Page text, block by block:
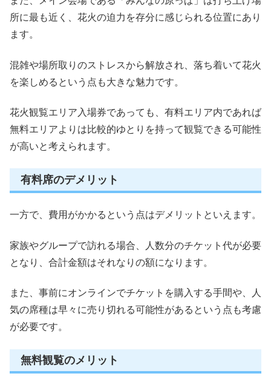
所に最も近く、花火の迫力を存分に感じられる位置にあり
ます。
混雑や場所取りのストレスから解放され、落ち着いて花火
を楽しめるという点も大きな魅力です。
花火観覧エリア入場券であっても、有料エリア内であれば
無料エリアよりは比較的ゆとりを持って観覧できる可能性
が高いと考えられます。
有料席のデメリット
一方で、費用がかかるという点はデメリットといえます。
家族やグループで訪れる場合、人数分のチケット代が必要
となり、合計金額はそれなりの額になります。
また、事前にオンラインでチケットを購入する手間や、人
気の席種は早々に売り切れる可能性があるという点も考慮
が必要です。
無料観覧のメリット